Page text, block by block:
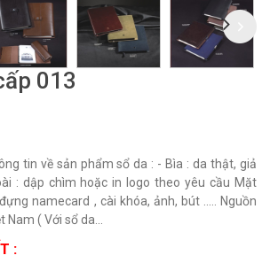
013
tin về sản phẩm sổ da : - Bìa : da thật, giả
: dập chìm hoặc in logo theo yêu cầu Mặt
namecard , cài khóa, ảnh, bút ..... Nguồn
( Với sổ da...
: